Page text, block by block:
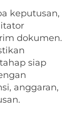
keputusan,
dokumen.
siap
anggaran,